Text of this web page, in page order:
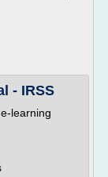
- IRSS
learning